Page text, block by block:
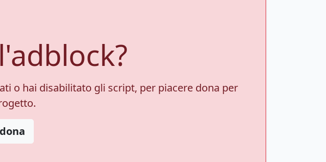
o hai disabilitato gli script, per piacere dona per